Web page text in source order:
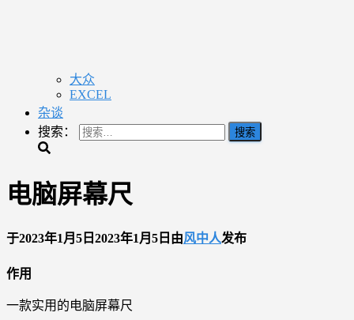
大众
EXCEL
杂谈
搜索：
电脑屏幕尺
于2023年1月5日 2023年1月5日 由风中人发布
作用
一款实用的电脑屏幕尺